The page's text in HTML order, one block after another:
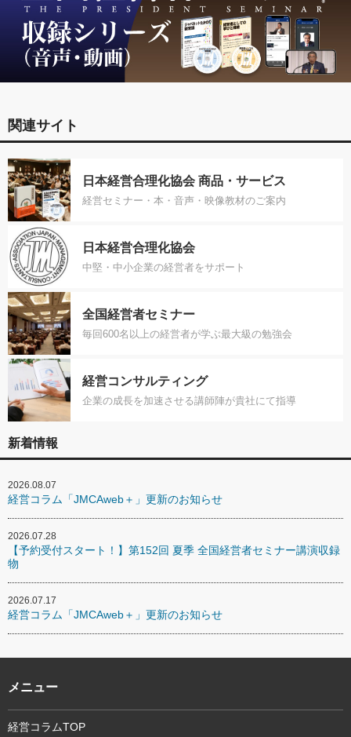
関連サイト
日本経営合理化協会 商品・サービス
経営セミナー・本・音声・映像教材のご案内
日本経営合理化協会
中堅・中小企業の経営者をサポート
全国経営者セミナー
毎回600名以上の経営者が学ぶ最大級の勉強会
経営コンサルティング
企業の成長を加速させる講師陣が貴社にて指導
新着情報
2026.08.07
経営コラム「JMCAweb＋」更新のお知らせ
2026.07.28
【予約受付スタート！】第152回 夏季 全国経営者セミナー講演収録
物
2026.07.17
経営コラム「JMCAweb＋」更新のお知らせ
メニュー
経営コラムTOP